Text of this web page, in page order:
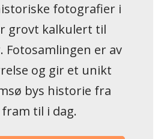
fotografier i
grovt kalkulert til
Fotosamlingen er av
og gir et unikt
bys historie fra
til i dag.